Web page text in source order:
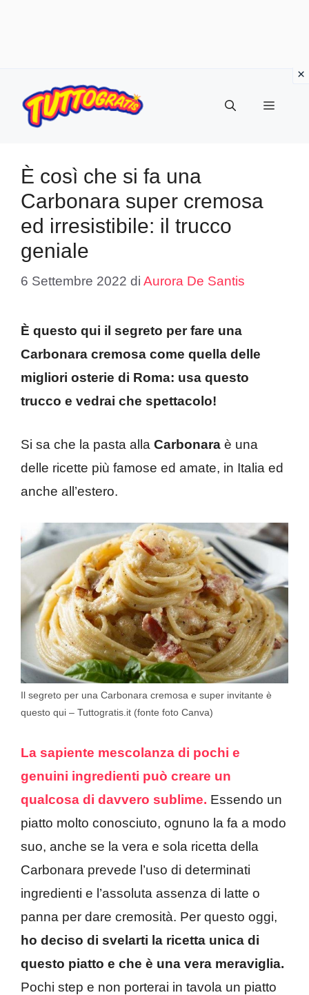
contenuto
Menu
È così che si fa una
Carbonara super cremosa
ed irresistibile: il trucco
geniale
6 Settembre 2022 di Aurora De Santis
È questo qui il segreto per fare una
Carbonara cremosa come quella delle
migliori osterie di Roma: usa questo
trucco e vedrai che spettacolo!
Si sa che la pasta alla Carbonara è una
delle ricette più famose ed amate, in Italia ed
anche all’estero.
Il segreto per una Carbonara cremosa e super invitante è
questo qui – Tuttogratis.it (fonte foto Canva)
La sapiente mescolanza di pochi e
genuini ingredienti può creare un
qualcosa di davvero sublime. Essendo un
piatto molto conosciuto, ognuno la fa a modo
suo, anche se la vera e sola ricetta della
Carbonara prevede l’uso di determinati
ingredienti e l’assoluta assenza di latte o
panna per dare cremosità. Per questo oggi,
ho deciso di svelarti la ricetta unica di
questo piatto e che è una vera meraviglia.
Pochi step e non porterai in tavola un piatto